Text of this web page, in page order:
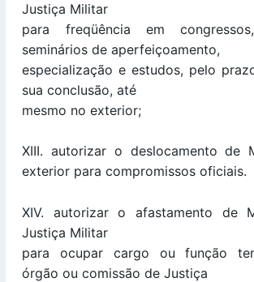
Justiça Militar
para freqüência em
seminários de aperfeiçoamento,
especialização e estudos, pelo
sua conclusão, até
mesmo no exterior;
XIII. autorizar o deslocamento de
exterior para compromissos oficiais.
XIV. autorizar o afastamento de
Justiça Militar
para ocupar cargo ou função
órgão ou comissão de Justiça